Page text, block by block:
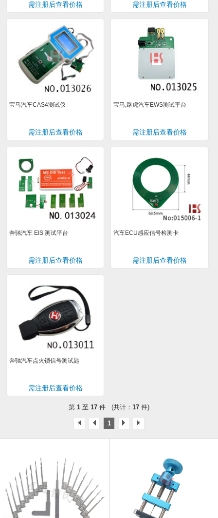
需注册后查看价格 需注册后查看价格
宝马汽车CAS4测试仪
需注册后查看价格
宝马,路虎汽车EWS测试平台
需注册后查看价格
奔驰汽车 EIS 测试平台
需注册后查看价格
汽车ECU感应信号检测卡
需注册后查看价格
奔驰汽车点火锁信号测试匙
需注册后查看价格
第 1 至 17 件 (共计： 17 件)
1